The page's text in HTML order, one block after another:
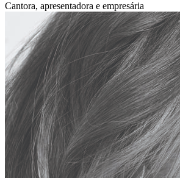
Cantora, apresentadora e empresária